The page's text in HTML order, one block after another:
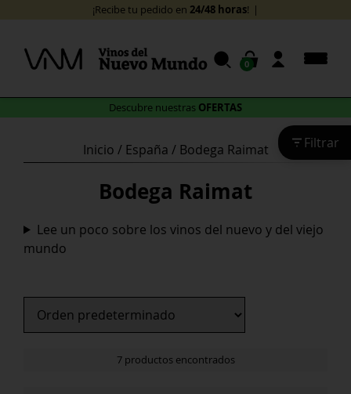
content
Descubre nuestras OFERTAS
¡Recibe tu pedido en 24/48 horas!
0
Inicio / España / Bodega Raimat
Bodega Raimat
Lee un poco sobre los vinos del nuevo y del viejo
mundo
7 productos encontrados
Filtrar